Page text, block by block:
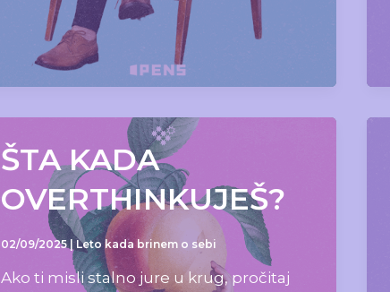
ŠTA KADA
OVERTHINKUJEŠ?
02/09/2025 Leto kada brinem o sebi
Ako ti misli stalno jure u krug, pročitaj